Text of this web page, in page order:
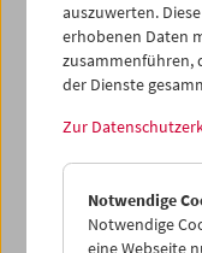
Nora Sweeney,
Lehrende,
und Orte und spürt
Terrain entlang des
Raum, der von
sich der
wenn sie eine
auszuwerten.
erhobenen Daten
zusammenführen,
der Dienste
Zur
Notwendige
Notwendige
eine Webseite